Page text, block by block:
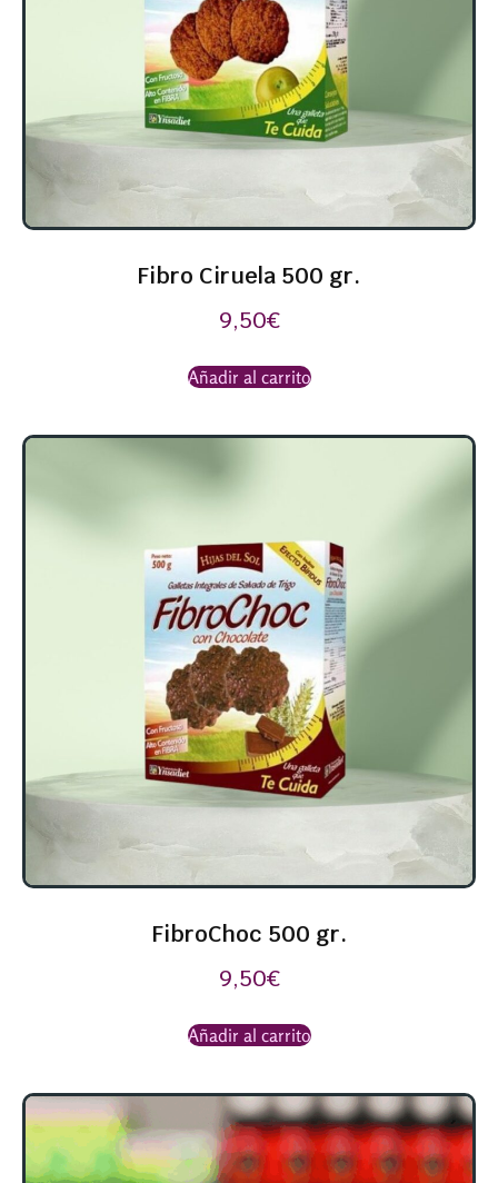
Fibro Ciruela 500 gr.
9,50€
Añadir al carrito
FibroChoc 500 gr.
9,50€
Añadir al carrito